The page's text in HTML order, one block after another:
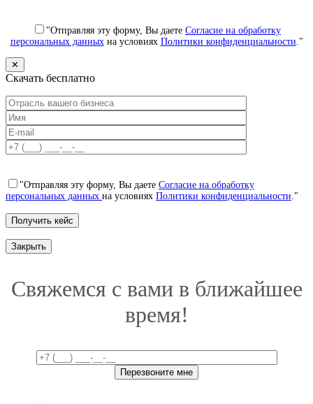
"Отправляя эту форму, Вы даете Согласие на обработку
персональных данныхна условиях Политики конфиденциальности."
✕
Скачать бесплатно
"Отправляя эту форму, Вы даете Согласие на обработку
персональных данных на условиях Политики конфиденциальности."
Закрыть
Свяжемся с вами в ближайшее
время!